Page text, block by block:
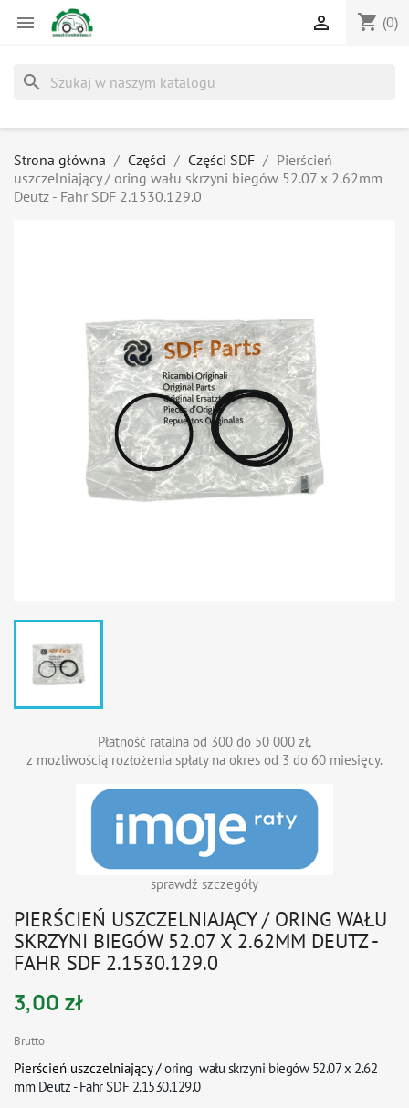
 shopping_cart (0)

search
Strona główna Części Części SDF
Pierścień
uszczelniający / oring wału skrzyni biegów 52.07 x 2.62mm
Deutz - Fahr SDF 2.1530.129.0
Płatność ratalna od 300 do 50 000 zł,
z możliwością rozłożenia spłaty na okres od 3 do 60 miesięcy.
sprawdź szczegóły
PIERŚCIEŃ USZCZELNIAJĄCY / ORING WAŁU
SKRZYNI BIEGÓW 52.07 X 2.62MM DEUTZ -
FAHR SDF 2.1530.129.0
3,00 zł
Brutto
Pierścień uszczelniający /oring wału skrzyni biegów 52.07 x 2.62
mm Deutz - Fahr SDF 2.1530.129.0